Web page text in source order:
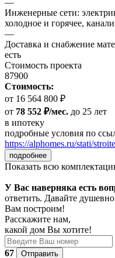
—
Инженерные сети:
холодное и горячее,
—
Доставка и снабжение
есть
Стоимость проекта
87900
Стоимость:
от 16 564 800 ₽
от 78 552 ₽/мес. до 25 лет
в ипотеку
подробные условия по
https://alphomes.ru/stati/
подробнее
Показать всю
У Вас наверняка есть
ответить. Давайте
Вам построим!
Расскажите нам,
какой дом Вы хотите!
67
Отправить